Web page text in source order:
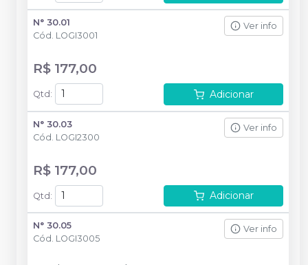
N° 30.01
Cód. LOGI3001
Ver info
R$ 177,00
Qtd : Adicionar
N° 30.03
Cód. LOGI2300
Ver info
R$ 177,00
Qtd: Adicionar
N° 30.05
Cód. LOGI3005
Ver info